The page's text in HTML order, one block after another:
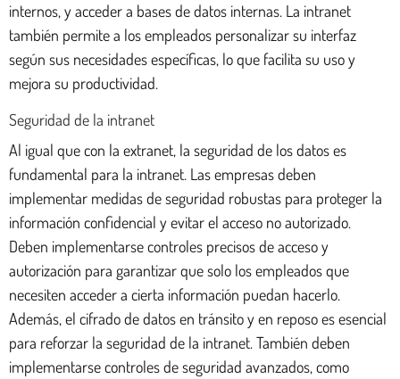
internos, y acceder a bases de datos internas. La intranet
también permite a los empleados personalizar su interfaz
según sus necesidades específicas, lo que facilita su uso y
mejora su productividad.
Seguridad de la intranet
Al igual que con la extranet, la seguridad de los datos es
fundamental para la intranet. Las empresas deben
implementar medidas de seguridad robustas para proteger la
información confidencial y evitar el acceso no autorizado.
Deben implementarse controles precisos de acceso y
autorización para garantizar que solo los empleados que
necesiten acceder a cierta información puedan hacerlo.
Además, el cifrado de datos en tránsito y en reposo es esencial
para reforzar la seguridad de la intranet. También deben
implementarse controles de seguridad avanzados, como